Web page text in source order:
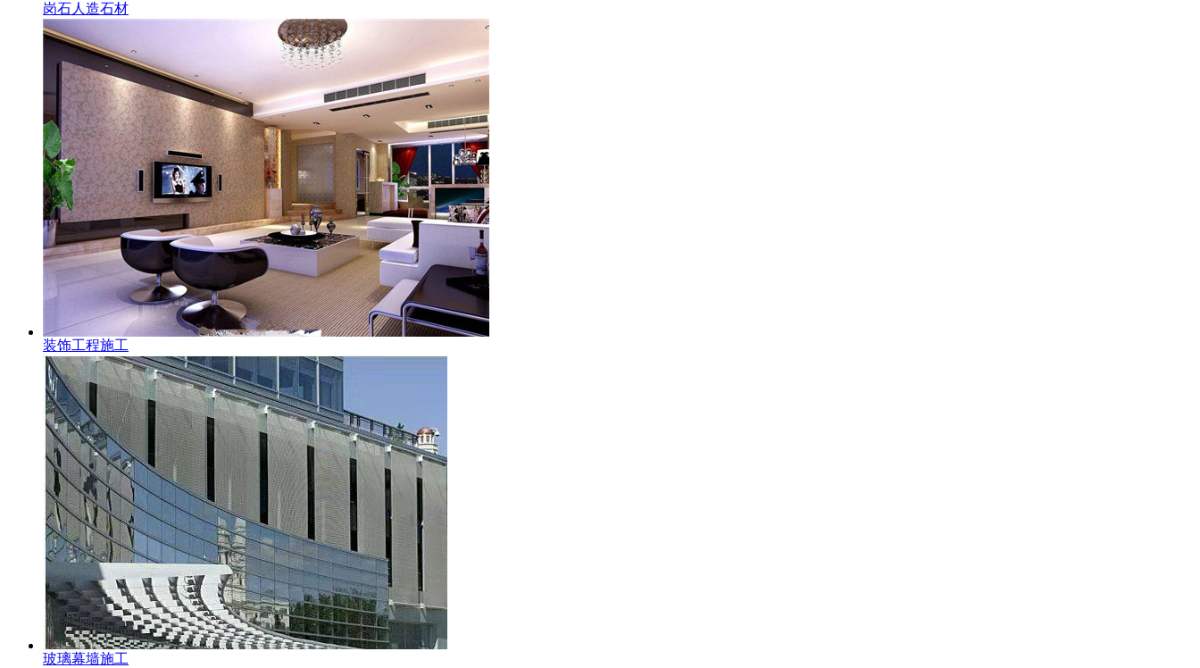
岗石人造石材
装饰工程施工
玻璃幕墙施工